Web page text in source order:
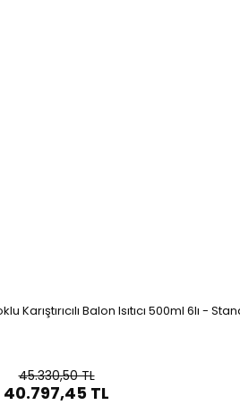
Karıştırıcılı Balon Isıtıcı 500ml 6lı -
45.330,50 TL
40.797,45 TL